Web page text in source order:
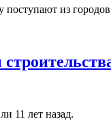
из
11 лет назад.